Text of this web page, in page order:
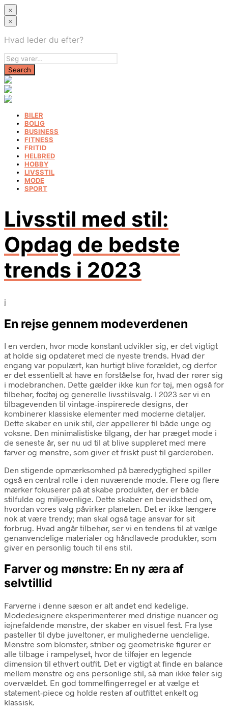
×
×
Hvad leder du efter?
BILER
BOLIG
BUSINESS
FITNESS
FRITID
HELBRED
HOBBY
LIVSSTIL
MODE
SPORT
Livsstil med stil:
Opdag de bedste
trends i 2023
i
En rejse gennem modeverdenen
I en verden, hvor mode konstant udvikler sig, er det vigtigt
at holde sig opdateret med de nyeste trends. Hvad der
engang var populært, kan hurtigt blive forældet, og derfor
er det essentielt at have en forståelse for, hvad der rører sig
i modebranchen. Dette gælder ikke kun for tøj, men også for
tilbehør, fodtøj og generelle livsstilsvalg. I 2023 ser vi en
tilbagevenden til vintage-inspirerede designs, der
kombinerer klassiske elementer med moderne detaljer.
Dette skaber en unik stil, der appellerer til både unge og
voksne. Den minimalistiske tilgang, der har præget mode i
de seneste år, ser nu ud til at blive suppleret med mere
farver og mønstre, som giver et friskt pust til garderoben.
Den stigende opmærksomhed på bæredygtighed spiller
også en central rolle i den nuværende mode. Flere og flere
mærker fokuserer på at skabe produkter, der er både
stilfulde og miljøvenlige. Dette skaber en bevidsthed om,
hvordan vores valg påvirker planeten. Det er ikke længere
nok at være trendy; man skal også tage ansvar for sit
forbrug. Hvad angår tilbehør, ser vi en tendens til at vælge
genanvendelige materialer og håndlavede produkter, som
giver en personlig touch til ens stil.
Farver og mønstre: En ny æra af
selvtillid
Farverne i denne sæson er alt andet end kedelige.
Modedesignere eksperimenterer med dristige nuancer og
iøjnefaldende mønstre, der skaber en visuel fest. Fra lyse
pasteller til dybe juveltoner, er mulighederne uendelige.
Mønstre som blomster, striber og geometriske figurer er
alle tilbage i rampelyset, hvor de tilføjer en legende
dimension til ethvert outfit. Det er vigtigt at finde en balance
mellem mønstre og ens personlige stil, så man ikke føler sig
overvældet. En god tommelfingerregel er at vælge et
statement-piece og holde resten af outfittet enkelt og
klassisk.